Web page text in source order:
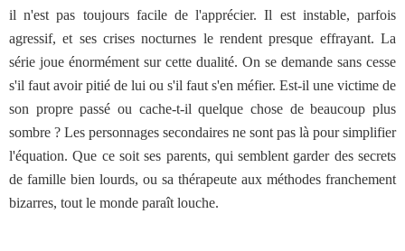
il n'est pas toujours facile de l'apprécier. Il est instable, parfois
agressif, et ses crises nocturnes le rendent presque effrayant. La
série joue énormément sur cette dualité. On se demande sans cesse
s'il faut avoir pitié de lui ou s'il faut s'en méfier. Est-il une victime de
son propre passé ou cache-t-il quelque chose de beaucoup plus
sombre ? Les personnages secondaires ne sont pas là pour simplifier
l'équation. Que ce soit ses parents, qui semblent garder des secrets
de famille bien lourds, ou sa thérapeute aux méthodes franchement
bizarres, tout le monde paraît louche.